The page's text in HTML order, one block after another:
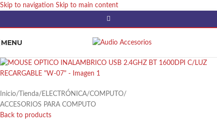
Skip to navigation Skip to main content
MENU
Inicio/ Tienda/ ELECTRÓNICA/COMPUTO/
ACCESORIOS PARA COMPUTO
Back to products